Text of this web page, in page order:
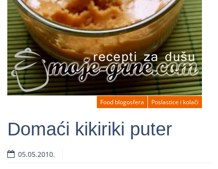
Food blogosfera Poslastice i kolači
Domaći kikiriki puter
05.05.2010.